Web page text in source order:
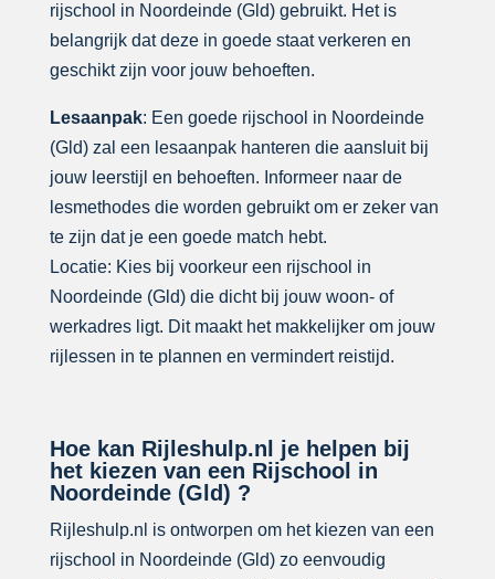
rijschool in Noordeinde (Gld) gebruikt. Het is
belangrijk dat deze in goede staat verkeren en
geschikt zijn voor jouw behoeften.
Lesaanpak: Een goede rijschool in Noordeinde
(Gld) zal een lesaanpak hanteren die aansluit bij
jouw leerstijl en behoeften. Informeer naar de
lesmethodes die worden gebruikt om er zeker van
te zijn dat je een goede match hebt.
Locatie: Kies bij voorkeur een rijschool in
Noordeinde (Gld) die dicht bij jouw woon- of
werkadres ligt. Dit maakt het makkelijker om jouw
rijlessen in te plannen en vermindert reistijd.
Hoe kan Rijleshulp.nl je helpen bij
het kiezen van een Rijschool in
Noordeinde (Gld) ?
Rijleshulp.nl is ontworpen om het kiezen van een
rijschool in Noordeinde (Gld) zo eenvoudig